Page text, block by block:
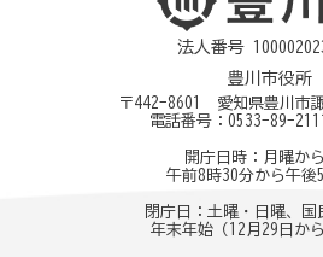
法人番号
豊川市役所
〒442-8601 愛知県豊川市
電話番号： 0533-89-2111
開庁日時：月曜か
午前8時30分から午後
閉庁日：土曜・日曜、国
年末年始（12月29日か